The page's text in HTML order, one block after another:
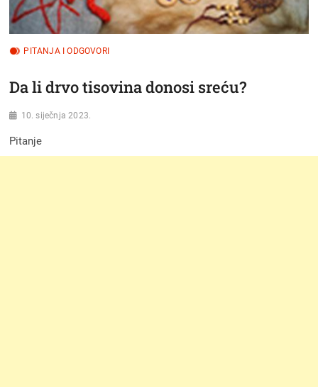
PITANJA I ODGOVORI
Da li drvo tisovina donosi sreću?
10. siječnja 2023.
Pitanje